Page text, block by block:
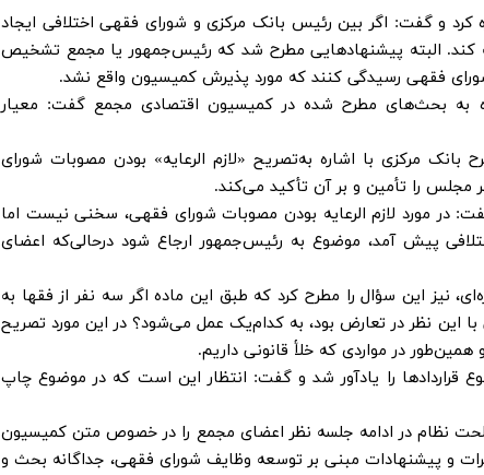
طرح بانک مرکزی اشاره کرد و گفت: اگر بین رئیس بانک مرکزی و شورای فقهی اختلافی ایجاد
کند. البته پیشنهادهایی مطرح شد که رئیس‌جمهور یا مجمع تشخیص
فقهی رسیدگی کنند که مورد پذیرش کمیسیون واقع نشد.
به بحث‌های مطرح شده در کمیسیون اقتصادی مجمع گفت: معیار
بانک مرکزی با اشاره به‌تصریح «لازم الرعایه» بودن مصوبات شورای
را تأمین و بر آن تأکید می‌کند.
در مورد لازم الرعایه بودن مصوبات شورای فقهی، سخنی نیست اما
پیش آمد، موضوع به رئیس‌جمهور ارجاع شود درحالی‌که اعضای
نیز این سؤال را مطرح کرد که طبق این ماده اگر سه نفر از فقها به
با این نظر در تعارض بود، به کدام‌یک عمل می‌شود؟ در این مورد تصریح
در مواردی که خلأ قانونی داریم.
قراردادها را یادآور شد و گفت: انتظار این است که در موضوع چاپ
نظام در ادامه جلسه نظر اعضای مجمع را در خصوص متن کمیسیون
و پیشنهادات مبنی بر توسعه وظایف شورای فقهی، جداگانه بحث و